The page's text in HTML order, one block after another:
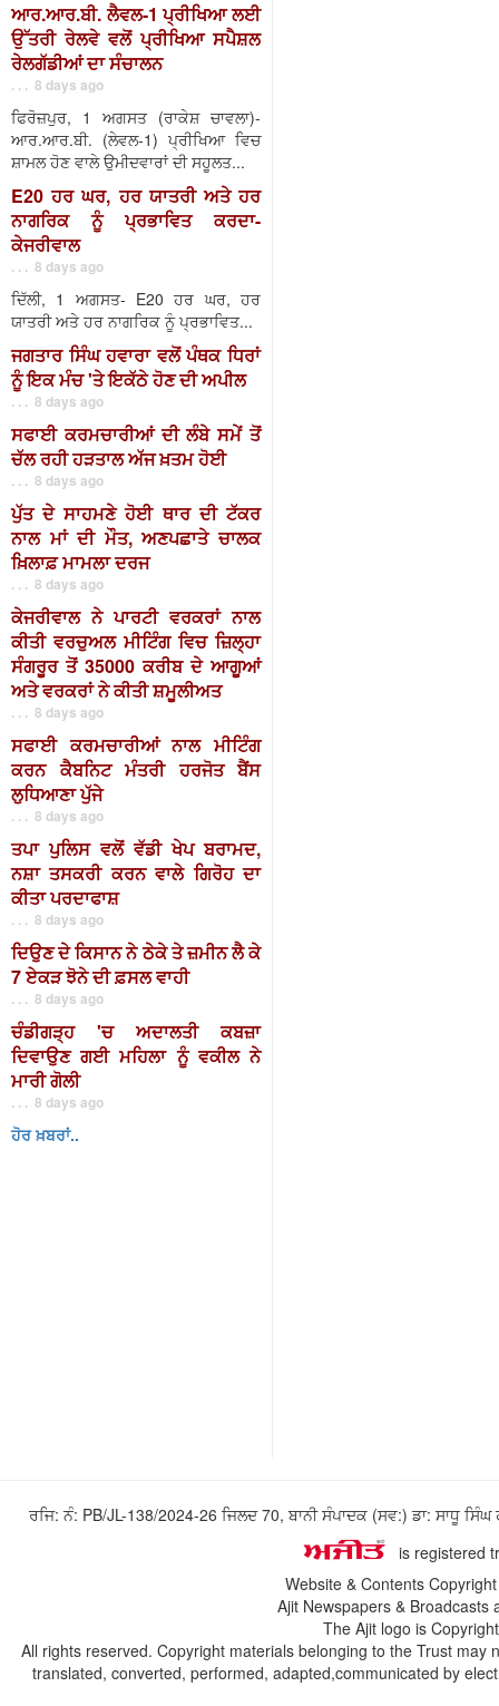
ਆਰ.ਆਰ.ਬੀ. ਲੈਵਲ-1 ਪ੍ਰੀਖਿਆ ਲਈ
ਉੱਤਰੀ ਰੇਲਵੇ ਵਲੋਂ ਪ੍ਰੀਖਿਆ ਸਪੈਸ਼ਲ
ਰੇਲਗੱਡੀਆਂ ਦਾ ਸੰਚਾਲਨ
. . . 8 days ago
ਫਿਰੋਜ਼ਪੁਰ, 1 ਅਗਸਤ (ਰਾਕੇਸ਼ ਚਾਵਲਾ)-
ਆਰ.ਆਰ.ਬੀ. (ਲੇਵਲ-1) ਪ੍ਰੀਖਿਆ ਵਿਚ
ਸ਼ਾਮਲ ਹੋਣ ਵਾਲੇ ਉਮੀਦਵਾਰਾਂ ਦੀ ਸਹੂਲਤ...
E20 ਹਰ ਘਰ, ਹਰ ਯਾਤਰੀ ਅਤੇ ਹਰ
ਨਾਗਰਿਕ ਨੂੰ ਪ੍ਰਭਾਵਿਤ ਕਰਦਾ-
ਕੇਜਰੀਵਾਲ
. . . 8 days ago
ਦਿੱਲੀ, 1 ਅਗਸਤ- E20 ਹਰ ਘਰ, ਹਰ
ਯਾਤਰੀ ਅਤੇ ਹਰ ਨਾਗਰਿਕ ਨੂੰ ਪ੍ਰਭਾਵਿਤ...
ਜਗਤਾਰ ਸਿੰਘ ਹਵਾਰਾ ਵਲੋਂ ਪੰਥਕ ਧਿਰਾਂ
ਨੂੰ ਇਕ ਮੰਚ 'ਤੇ ਇਕੱਠੇ ਹੋਣ ਦੀ ਅਪੀਲ
. . . 8 days ago
ਸਫਾਈ ਕਰਮਚਾਰੀਆਂ ਦੀ ਲੰਬੇ ਸਮੇਂ ਤੋਂ
ਚੱਲ ਰਹੀ ਹੜਤਾਲ ਅੱਜ ਖ਼ਤਮ ਹੋਈ
. . . 8 days ago
ਪੁੱਤ ਦੇ ਸਾਹਮਣੇ ਹੋਈ ਥਾਰ ਦੀ ਟੱਕਰ
ਨਾਲ ਮਾਂ ਦੀ ਮੌਤ, ਅਣਪਛਾਤੇ ਚਾਲਕ
ਖ਼ਿਲਾਫ਼ ਮਾਮਲਾ ਦਰਜ
. . . 8 days ago
ਕੇਜਰੀਵਾਲ ਨੇ ਪਾਰਟੀ ਵਰਕਰਾਂ ਨਾਲ
ਕੀਤੀ ਵਰਚੁਅਲ ਮੀਟਿੰਗ ਵਿਚ ਜ਼ਿਲ੍ਹਾ
ਸੰਗਰੂਰ ਤੋਂ 35000 ਕਰੀਬ ਦੇ ਆਗੂਆਂ
ਅਤੇ ਵਰਕਰਾਂ ਨੇ ਕੀਤੀ ਸ਼ਮੂਲੀਅਤ
. . . 8 days ago
ਸਫਾਈ ਕਰਮਚਾਰੀਆਂ ਨਾਲ ਮੀਟਿੰਗ
ਕਰਨ ਕੈਬਨਿਟ ਮੰਤਰੀ ਹਰਜੋਤ ਬੈਂਸ
ਲੁਧਿਆਣਾ ਪੁੱਜੇ
. . . 8 days ago
ਤਪਾ ਪੁਲਿਸ ਵਲੋਂ ਵੱਡੀ ਖੇਪ ਬਰਾਮਦ,
ਨਸ਼ਾ ਤਸਕਰੀ ਕਰਨ ਵਾਲੇ ਗਿਰੋਹ ਦਾ
ਕੀਤਾ ਪਰਦਾਫਾਸ਼
. . . 8 days ago
ਦਿਉਣ ਦੇ ਕਿਸਾਨ ਨੇ ਠੇਕੇ ਤੇ ਜ਼ਮੀਨ ਲੈ ਕੇ
7 ਏਕੜ ਝੋਨੇ ਦੀ ਫ਼ਸਲ ਵਾਹੀ
. . . 8 days ago
ਚੰਡੀਗੜ੍ਹ 'ਚ ਅਦਾਲਤੀ ਕਬਜ਼ਾ
ਦਿਵਾਉਣ ਗਈ ਮਹਿਲਾ ਨੂੰ ਵਕੀਲ ਨੇ
ਮਾਰੀ ਗੋਲੀ
. . . 8 days ago
ਹੋਰ ਖ਼ਬਰਾਂ..
ਰਜਿ: ਨੰ: PB/JL-138/2024-26 ਜਿਲਦ 70, ਬਾਨੀ ਸੰਪਾਦਕ (ਸਵ:) ਡਾ: ਸਾਧੂ
is registered
Website & Contents
Ajit Newspapers &
The Ajit logo is
All rights reserved. Copyright materials belonging to the Trust
translated, converted, performed, adapted,communicated by